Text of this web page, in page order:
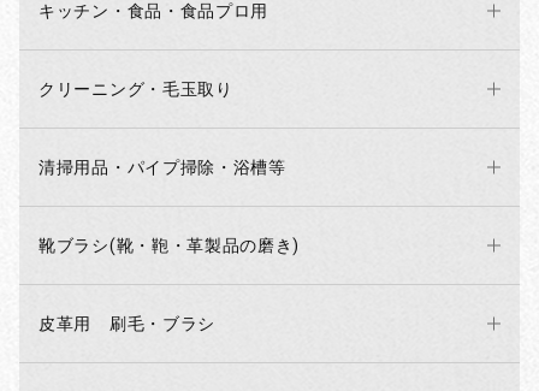
キッチン・食品・食品プロ用
クリーニング・毛玉取り
清掃用品・パイプ掃除・浴槽等
靴ブラシ(靴・鞄・革製品の磨き)
皮革用 刷毛・ブラシ